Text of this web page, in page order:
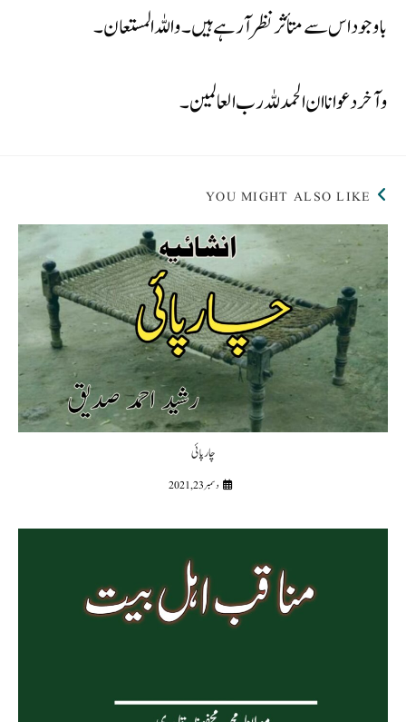
باوجود اس سے متأثر نظر آرہے ہیں۔ واللہ المستعان۔
وآخر دعوانا ان الحمد للہ رب العالمین۔
YOU MIGHT ALSO LIKE
چارپائی
دسمبر 23, 2021